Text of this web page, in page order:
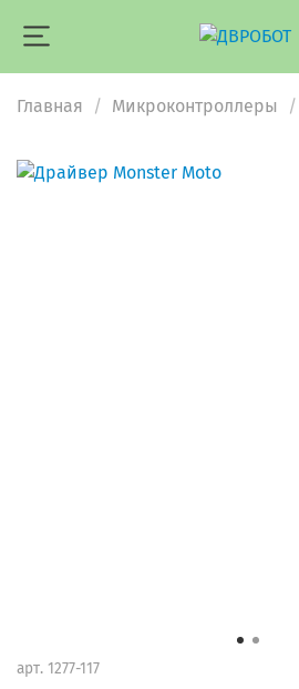
Главная Микроконтроллеры
арт. 1277-117